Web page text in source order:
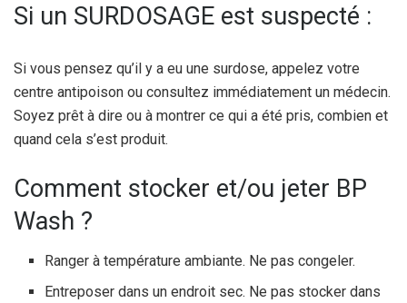
Si un SURDOSAGE est suspecté :
Si vous pensez qu’il y a eu une surdose, appelez votre
centre antipoison ou consultez immédiatement un médecin.
Soyez prêt à dire ou à montrer ce qui a été pris, combien et
quand cela s’est produit.
Comment stocker et/ou jeter BP
Wash ?
Ranger à température ambiante. Ne pas congeler.
Entreposer dans un endroit sec. Ne pas stocker dans